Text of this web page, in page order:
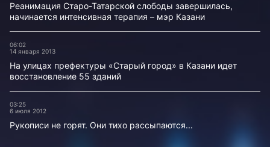
Реанимация Старо-Татарской слободы завершилась,
начинается интенсивная терапия – мэр Казани
06:02
14 января 2013
На улицах префектуры «Старый город» в Казани идет
восстановление 55 зданий
03:25
6 июля 2012
Рукописи не горят. Они тихо рассыпаются...